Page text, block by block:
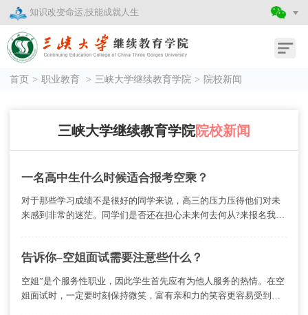
知识改变命运,技能成就人生
首页 > 职业教育 > 三峡大学继续教育学院 > 院校新闻
三峡大学继续教育学院院校新闻
一名高中生什么时候适合报考空乘？
对于那些学习成绩不是很好的同学来说，高三的压力压得他们对未
来感到非常的迷茫。同学们是否还在担心未来何去何从?来报名我们
告诉你–空姐面试需要注意些什么？
空姐”是个服务性职业，因此学生首先应有为他人服务的热情。在空
姐面试时，一定要时刻保持微笑，富有亲和力的笑容更容易受到考